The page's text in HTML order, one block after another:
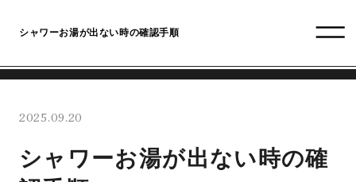
シャワーお湯が出ない時の確認手順
2025.09.20
シャワーお湯が出ない時の確